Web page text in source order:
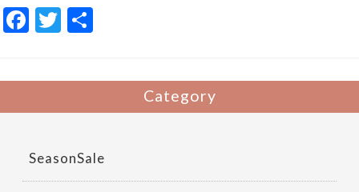
F
ac
e
o
o
k
T
w
itt
Category
SeasonSale